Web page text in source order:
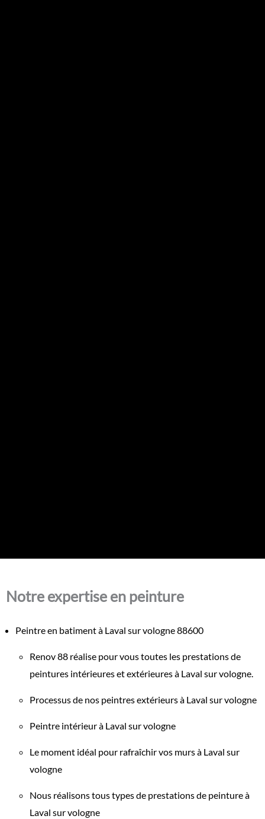
Notre expertise en peinture
Peintre en batiment à Laval sur vologne 88600
Renov 88 réalise pour vous toutes les prestations de
peintures intérieures et extérieures à Laval sur vologne.
Processus de nos peintres extérieurs à Laval sur vologne
Peintre intérieur à Laval sur vologne
Le moment idéal pour rafraîchir vos murs à Laval sur
vologne
Nous réalisons tous types de prestations de peinture à
Laval sur vologne